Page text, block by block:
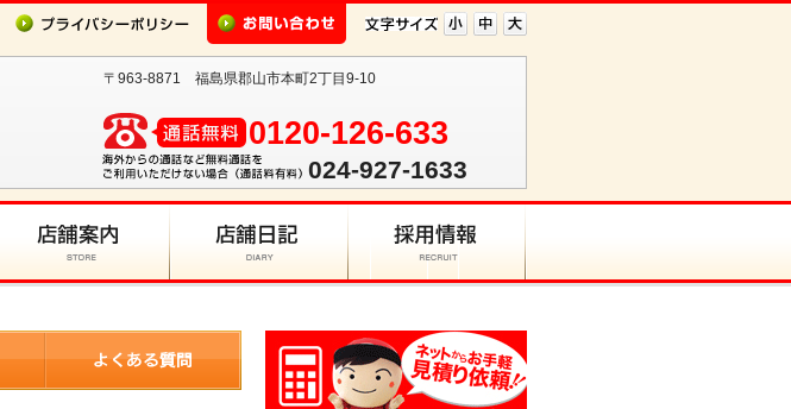
〒963-8871 福島県郡山市本町2丁目9-10
0120-126-633
024-927-1633